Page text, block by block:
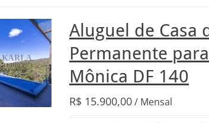
Aluguel de Casa
Permanente
Mônica DF 140
R$ 15.900,00/ Mensal